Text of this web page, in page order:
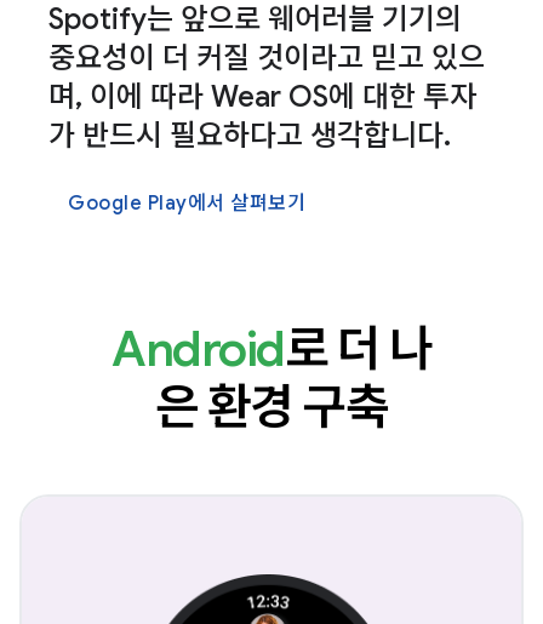
Spotify는 앞으로 웨어러블 기기의
중요성이 더 커질 것이라고 믿고 있으
며, 이에 따라 Wear OS에 대한 투자
가 반드시 필요하다고 생각합니다.
Google Play에서 살펴보기
Android로 더 나
은 환경 구축